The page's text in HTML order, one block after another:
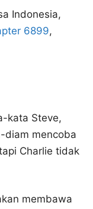
Indonesia,
6899,
kata Steve,
diam mencoba
Charlie tidak
membawa